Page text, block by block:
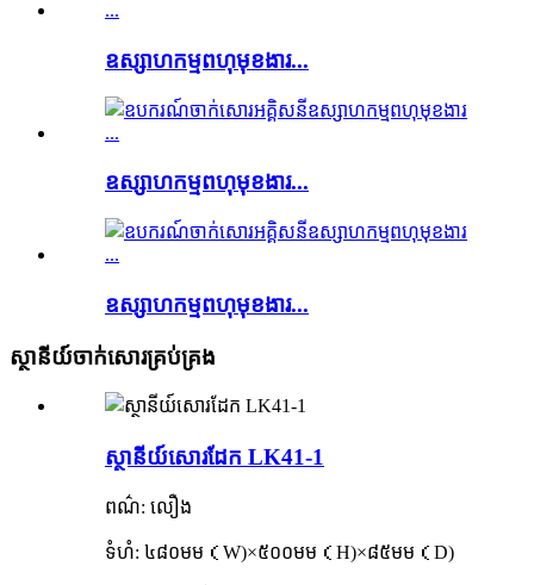
ឧស្សាហកម្មពហុមុខងារ...
ឧស្សាហកម្មពហុមុខងារ...
ឧស្សាហកម្មពហុមុខងារ...
ស្ថានីយ៍ចាក់សោរគ្រប់គ្រង
ស្ថានីយ៍សោរដែក LK41-1
ពណ៌: លឿង
ទំហំ: ៤៨០មម （ W)×៥០០មម （ H)×៨៥មម （ D)